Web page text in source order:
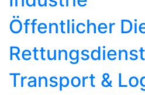
Öffentlicher
Transport &